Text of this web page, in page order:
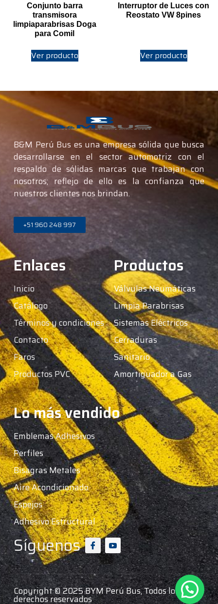
Conjunto barra
transmisora
limpiaparabrisas Doga
para Comil
Ver producto
Interruptor de Luces con
Reostato VW 8pines
Ver producto
B&M Perú Bus es una empresa sólida que busca
desarrollarse en el sector automotriz con el
respaldo de sólidas marcas que trabajan con
nosotros; reflejo de ello es la confianza que
nuestros clientes nos brindan.
+51 960 248 997
Enlaces
Inicio
Catálogo
Términos y condiciones
Contacto
Faros
Productos PVC
Productos
Válvulas Neumáticas
Limpia Parabrisas
Sistemas Eléctricos
Cerraduras
Sanitario
Amortiguador a Gas
Lo más vendido
Emblemas Adhesivos
Perfiles
Bisagras Metales
Aire Acondicionado
Espejos
Adhesivo Estructural
Síguenos
Copyright © 2025 BYM Perú Bus, Todos los
derechos reservados